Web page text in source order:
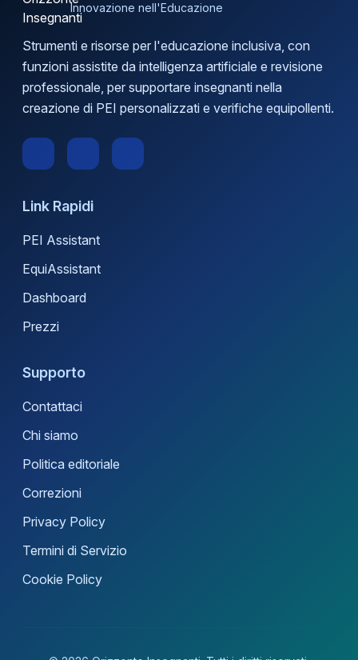
Innovazione nell'Educazione
Strumenti e risorse per l'educazione inclusiva, con
funzioni assistite da intelligenza artificiale e revisione
professionale, per supportare insegnanti nella
creazione di PEI personalizzati e verifiche equipollenti.
Link Rapidi
PEI Assistant
EquiAssistant
Dashboard
Prezzi
Supporto
Contattaci
Chi siamo
Politica editoriale
Correzioni
Privacy Policy
Termini di Servizio
Cookie Policy